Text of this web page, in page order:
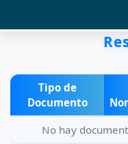
Tipo de
Documento
No hay